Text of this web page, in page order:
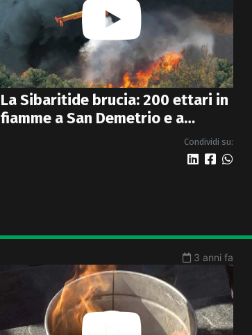
La Sibaritide brucia: 200 ettari in
fiamme a San Demetrio e a
Condividi su:
3 anni fa